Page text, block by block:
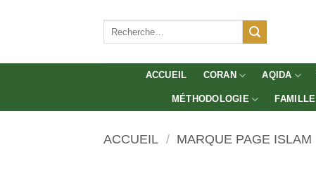
ACCUEIL CORAN AQIDA
MÉTHODOLOGIE FAMILLE
ACCUEIL / MARQUE PAGE ISLAM